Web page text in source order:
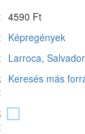
4590 Ft
Képregények
Larroca,
Keresés más